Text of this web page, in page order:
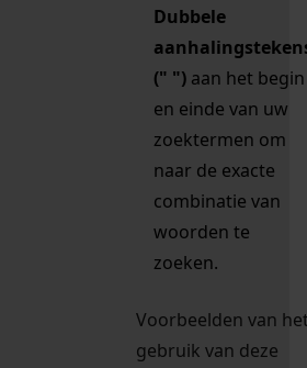
Dubbele
(" ") aan het begin
en einde van uw
zoektermen om
naar de exacte
combinatie van
woorden te
zoeken.
Voorbeelden van
gebruik van deze